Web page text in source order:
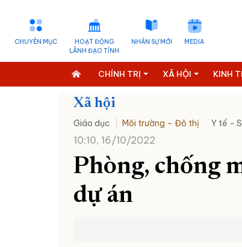
CHUYÊN MỤC
HOẠT ĐỘNG
LÃNH ĐẠO TỈNH
NHÂN SỰ MỚI MEDIA
CHÍNH TRỊ XÃ HỘI KINH
Xã hội
Giáo dục Môi trường – Đô thị Y tế -
10:10, 16/10/2022
Phòng, chống
dự án